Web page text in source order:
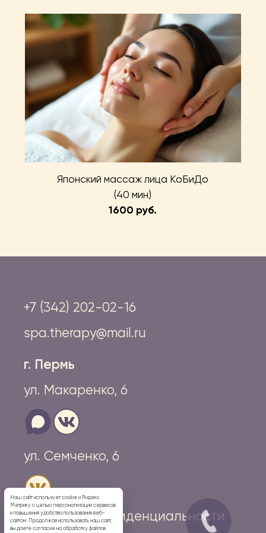
Японский массаж лица КоБиДо
(40 мин)
1600 руб.
+7 (342) 202-02-16
spa.therapy@mail.ru
г. Пермь
ул. Макаренко, 6
ул. Семченко, 6
Политика конфиденциальности
Наш сайт использует cookie и Яндекс
Метрику с целью персонализации сервисов
и повышения удобства пользования веб-
сайтом. Продолжая использовать наш сайт,
вы даёте согласие на обработку файлов